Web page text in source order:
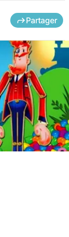
Partager